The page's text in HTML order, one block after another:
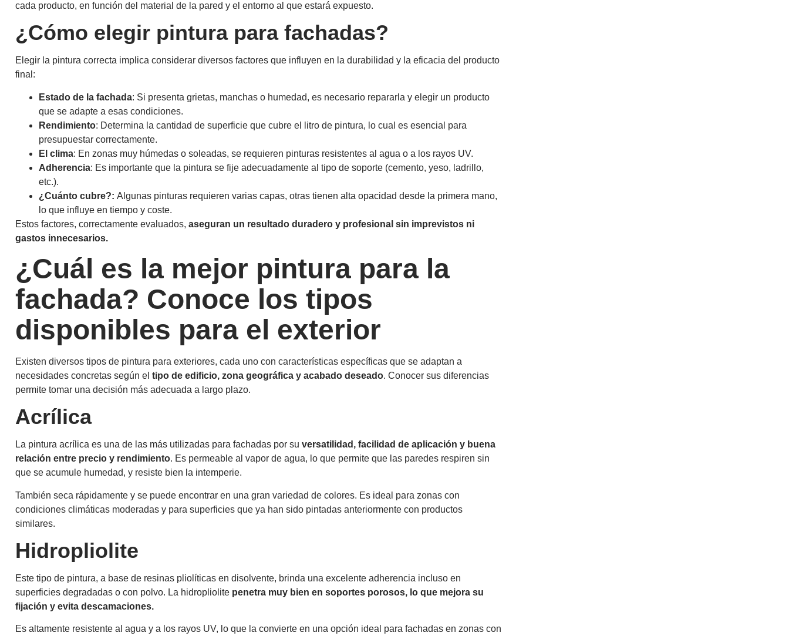
cada producto, en función del material de la pared y el entorno al que estará expuesto.
¿Cómo elegir pintura para fachadas?
Elegir la pintura correcta implica considerar diversos factores que influyen en la durabilidad y la eficacia del producto
final:
Estado de la fachada: Si presenta grietas, manchas o humedad, es necesario repararla y elegir un producto
que se adapte a esas condiciones.
Rendimiento: Determina la cantidad de superficie que cubre el litro de pintura, lo cual es esencial para
presupuestar correctamente.
El clima: En zonas muy húmedas o soleadas, se requieren pinturas resistentes al agua o a los rayos UV.
Adherencia: Es importante que la pintura se fije adecuadamente al tipo de soporte (cemento, yeso, ladrillo,
etc.).
¿Cuánto cubre?: Algunas pinturas requieren varias capas, otras tienen alta opacidad desde la primera mano,
lo que influye en tiempo y coste.
Estos factores, correctamente evaluados, aseguran un resultado duradero y profesional sin imprevistos ni
gastos innecesarios.
¿Cuál es la mejor pintura para la
fachada? Conoce los tipos
disponibles para el exterior
Existen diversos tipos de pintura para exteriores, cada uno con características específicas que se adaptan a
necesidades concretas según el tipo de edificio, zona geográfica y acabado deseado. Conocer sus diferencias
permite tomar una decisión más adecuada a largo plazo.
Acrílica
La pintura acrílica es una de las más utilizadas para fachadas por su versatilidad, facilidad de aplicación y buena
relación entre precio y rendimiento. Es permeable al vapor de agua, lo que permite que las paredes respiren sin
que se acumule humedad, y resiste bien la intemperie.
También seca rápidamente y se puede encontrar en una gran variedad de colores. Es ideal para zonas con
condiciones climáticas moderadas y para superficies que ya han sido pintadas anteriormente con productos
similares.
Hidropliolite
Este tipo de pintura, a base de resinas pliolíticas en disolvente, brinda una excelente adherencia incluso en
superficies degradadas o con polvo. La hidropliolite penetra muy bien en soportes porosos, lo que mejora su
fijación y evita descamaciones.
Es altamente resistente al agua y a los rayos UV, lo que la convierte en una opción ideal para fachadas en zonas con